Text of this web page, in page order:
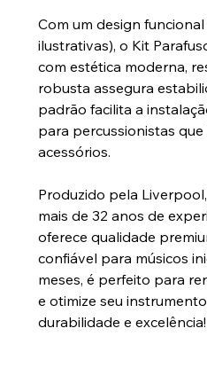
Com um design
ilustrativas), o Kit
com estética moderna,
robusta assegura
padrão facilita a
para percussionistas
acessórios.
Produzido pela
mais de 32 anos de
oferece qualidade
confiável para músicos
meses, é perfeito para
e otimize seu
durabilidade e excelência!